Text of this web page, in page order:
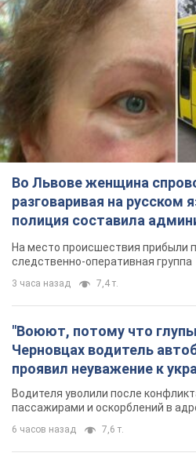
Во Львове женщина
разговаривая на русском
полиция составила
протокол. Видео
На место происшествия прибыли
следственно-оперативная группа
7,4 т.
"Воюют, потому что
Черновцах водитель
проявил неуважение к
военным и поплатился за
Видео
пассажирами и оскорблений в
"Не следит за
Украине консультант
на женщину после
разгорелся скандал. Фото
женщины, заявив, что у нее